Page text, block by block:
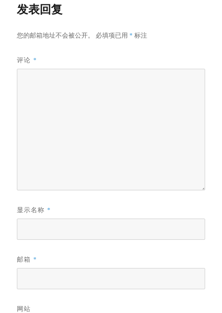
发表回复
您的邮箱地址不会被公开。 必填项已用 * 标注
评论 *
显示名称 *
邮箱 *
网站